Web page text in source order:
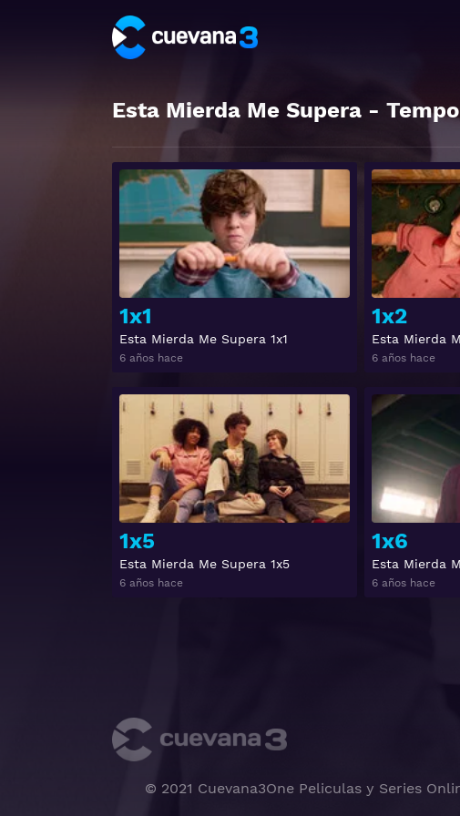
Esta Mierda Me Supera -
1x1
Esta Mierda Me Supera 1x1
6 años hace
Ver
1x2
Esta Mierda
6 años hace
1x5
Esta Mierda Me Supera 1x5
6 años hace
Ver
1x6
Esta Mierda
6 años hace
© 2021 Cuevana3One Peliculas y Series